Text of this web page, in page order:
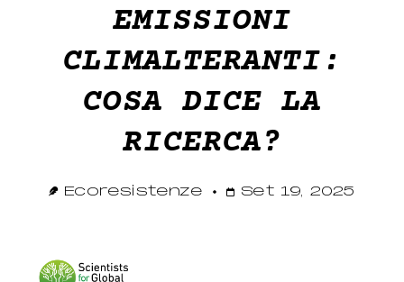
EMISSIONI
CLIMALTERANTI:
COSA DICE LA
RICERCA?
Ecoresistenze Set 19, 2025